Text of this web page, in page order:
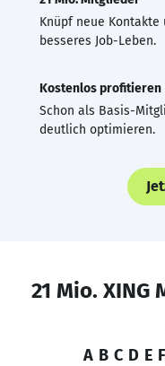
Knüpf neue
besseres Job-Leben.
Kostenlos profitieren
Schon als Basis-
deutlich optimieren.
21 Mio. XING
A B C D E F